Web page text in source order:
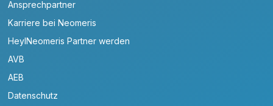
Ansprechpartner
Karriere bei Neomeris
HeylNeomeris Partner werden
AVB
AEB
Datenschutz